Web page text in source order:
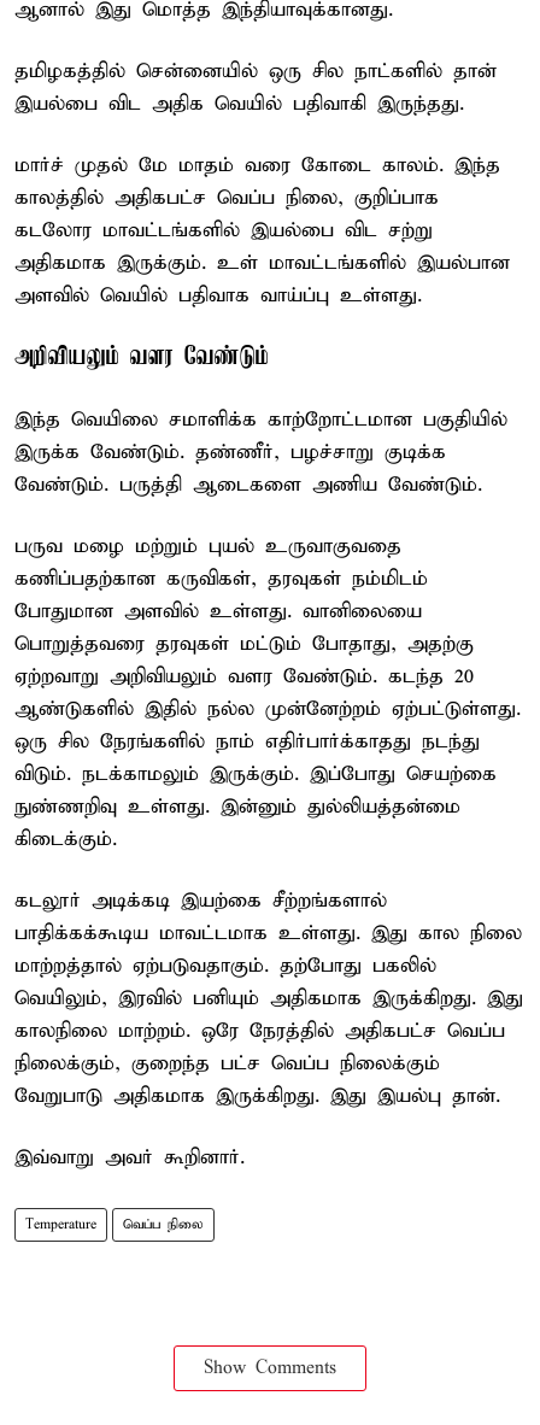
ஆனால் இது மொத்த இந்தியாவுக்கானது.
தமிழகத்தில் சென்னையில் ஒரு சில நாட்களில் தான்
இயல்பை விட அதிக வெயில் பதிவாகி இருந்தது.
மார்ச் முதல் மே மாதம் வரை கோடை காலம். இந்த
காலத்தில் அதிகபட்ச வெப்ப நிலை, குறிப்பாக
கடலோர மாவட்டங்களில் இயல்பை விட சற்று
அதிகமாக இருக்கும். உள் மாவட்டங்களில் இயல்பான
அளவில் வெயில் பதிவாக வாய்ப்பு உள்ளது.
அறிவியலும் வளர வேண்டும்
இந்த வெயிலை சமாளிக்க காற்றோட்டமான பகுதியில்
இருக்க வேண்டும். தண்ணீர், பழச்சாறு குடிக்க
வேண்டும். பருத்தி ஆடைகளை அணிய வேண்டும்.
பருவ மழை மற்றும் புயல் உருவாகுவதை
கணிப்பதற்கான கருவிகள், தரவுகள் நம்மிடம்
போதுமான அளவில் உள்ளது. வானிலையை
பொறுத்தவரை தரவுகள் மட்டும் போதாது, அதற்கு
ஏற்றவாறு அறிவியலும் வளர வேண்டும். கடந்த 20
ஆண்டுகளில் இதில் நல்ல முன்னேற்றம் ஏற்பட்டுள்ளது.
ஒரு சில நேரங்களில் நாம் எதிர்பார்க்காதது நடந்து
விடும். நடக்காமலும் இருக்கும். இப்போது செயற்கை
நுண்ணறிவு உள்ளது. இன்னும் துல்லியத்தன்மை
கிடைக்கும்.
கடலூர் அடிக்கடி இயற்கை சீற்றங்களால்
பாதிக்கக்கூடிய மாவட்டமாக உள்ளது. இது கால நிலை
மாற்றத்தால் ஏற்படுவதாகும். தற்போது பகலில்
வெயிலும், இரவில் பனியும் அதிகமாக இருக்கிறது. இது
காலநிலை மாற்றம். ஒரே நேரத்தில் அதிகபட்ச வெப்ப
நிலைக்கும், குறைந்த பட்ச வெப்ப நிலைக்கும்
வேறுபாடு அதிகமாக இருக்கிறது. இது இயல்பு தான்.
இவ்வாறு அவர் கூறினார்.
Temperature வெப்ப நிலை
Show Comments